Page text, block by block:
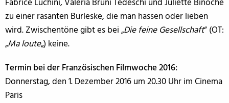
Fabrice Luchini, Valeria Bruni Tedeschi und Juliette Binoche
zu einer rasanten Burleske, die man hassen oder lieben
wird. Zwischentöne gibt es bei „Die feine Gesellschaft“ (OT:
„Ma loute„) keine.
Termin bei der Französischen Filmwoche 2016:
Donnerstag, den 1. Dezember 2016 um 20.30 Uhr im Cinema
Paris